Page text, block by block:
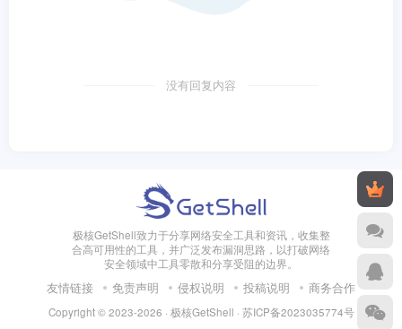
没有回复内容
极核GetShell致力于分享网络安全工具和资讯，收集整
合高可用性的工具，并广泛发布漏洞思路，以打破网络
安全领域中工具零散和分享受阻的边界。
友情链接 免责声明 侵权说明 投稿说明 商务合作
Copyright © 2023-2026 · 极核GetShell · 苏ICP备2023035774号